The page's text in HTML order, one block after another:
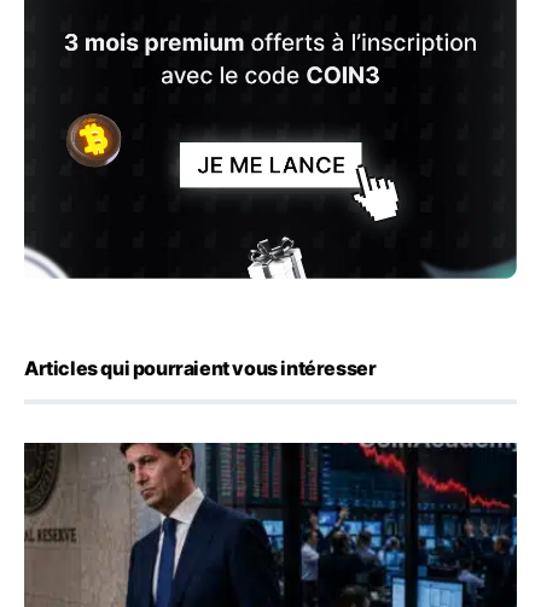
Articles qui pourraient vous intéresser
Kevin Warsh maintient sa communication minimaliste